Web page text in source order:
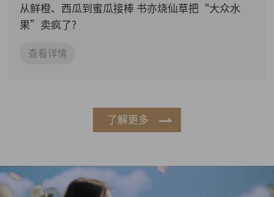
从鲜橙、西瓜到蜜瓜接棒 书亦烧仙草把“大众水
果”卖疯了?
查看详情
了解更多